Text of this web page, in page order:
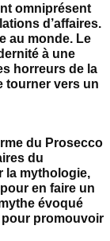
omniprésent
d’affaires.
au monde. Le
à une
horreurs de la
tourner vers un
du Prosecco
du
la mythologie,
en faire un
évoqué
pour promouvoir